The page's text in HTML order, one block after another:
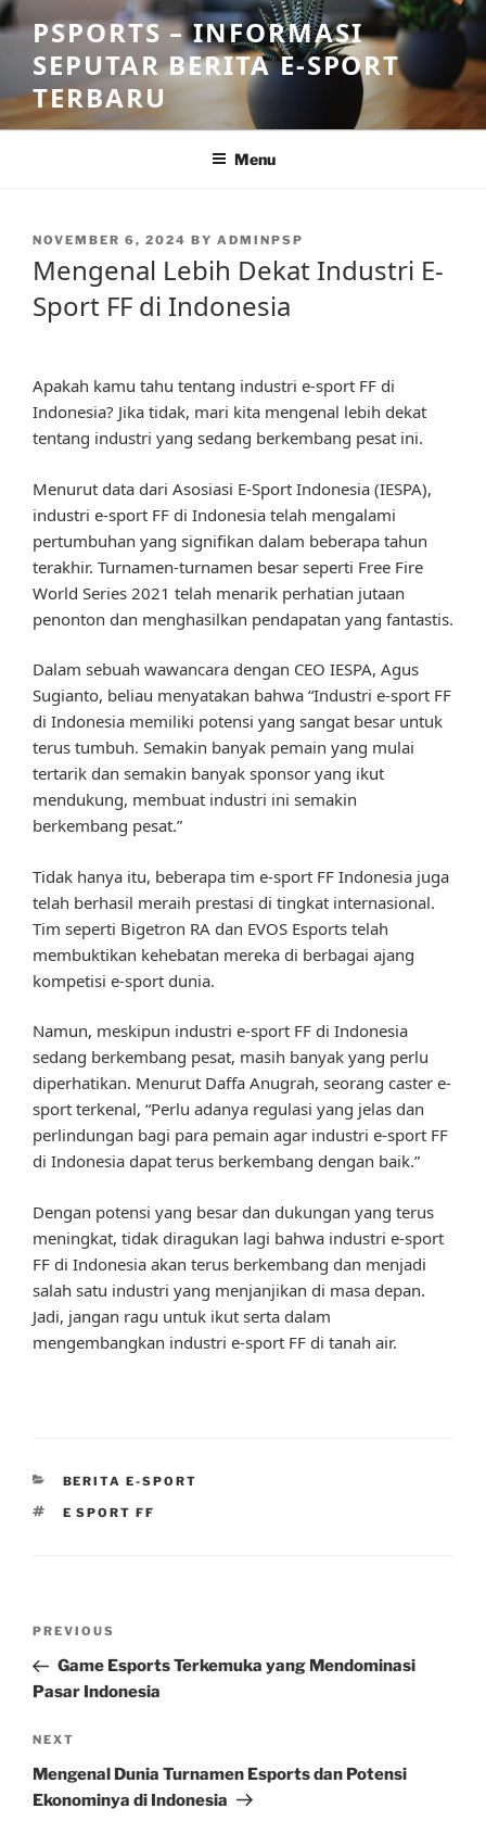
Skip
to
content
PSPORTS – INFORMASI
SEPUTAR BERITA E-SPORT
TERBARU
Menu
POSTED
NOVEMBER 6, 2024 BY ADMINPSP
Mengenal Lebih Dekat Industri E-
Sport FF di Indonesia
Apakah kamu tahu tentang industri e-sport FF di
Indonesia? Jika tidak, mari kita mengenal lebih dekat
tentang industri yang sedang berkembang pesat ini.
Menurut data dari Asosiasi E-Sport Indonesia (IESPA),
industri e-sport FF di Indonesia telah mengalami
pertumbuhan yang signifikan dalam beberapa tahun
terakhir. Turnamen-turnamen besar seperti Free Fire
World Series 2021 telah menarik perhatian jutaan
penonton dan menghasilkan pendapatan yang fantastis.
Dalam sebuah wawancara dengan CEO IESPA, Agus
Sugianto, beliau menyatakan bahwa “Industri e-sport FF
di Indonesia memiliki potensi yang sangat besar untuk
terus tumbuh. Semakin banyak pemain yang mulai
tertarik dan semakin banyak sponsor yang ikut
mendukung, membuat industri ini semakin
berkembang pesat.”
Tidak hanya itu, beberapa tim e-sport FF Indonesia juga
telah berhasil meraih prestasi di tingkat internasional.
Tim seperti Bigetron RA dan EVOS Esports telah
membuktikan kehebatan mereka di berbagai ajang
kompetisi e-sport dunia.
Namun, meskipun industri e-sport FF di Indonesia
sedang berkembang pesat, masih banyak yang perlu
diperhatikan. Menurut Daffa Anugrah, seorang caster e-
sport terkenal, “Perlu adanya regulasi yang jelas dan
perlindungan bagi para pemain agar industri e-sport FF
di Indonesia dapat terus berkembang dengan baik.”
Dengan potensi yang besar dan dukungan yang terus
meningkat, tidak diragukan lagi bahwa industri e-sport
FF di Indonesia akan terus berkembang dan menjadi
salah satu industri yang menjanjikan di masa depan.
Jadi, jangan ragu untuk ikut serta dalam
mengembangkan industri e-sport FF di tanah air.
CATEGORIES
BERITA E-SPORT
TAGS
E SPORT FF
Previous
Post
PREVIOUS
Game Esports Terkemuka yang Mendominasi
Pasar Indonesia
Next
Post
NEXT
Mengenal Dunia Turnamen Esports dan Potensi
Ekonominya di Indonesia